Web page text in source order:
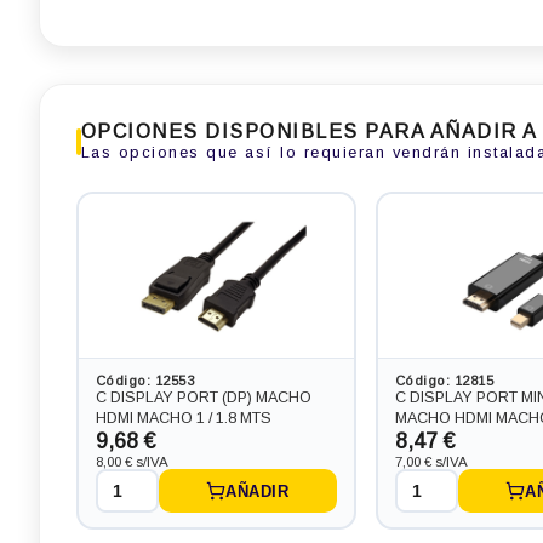
de 14.0 pulgadas, procesador
CORE I5-8350 3.6 GHZ (8ª
Generación), memoria DDR4,
Salidas gráficas: VGA+DP
269,83 €
-2,42€ más barato
Portátil HP 840 G5
de 14.0 pulgadas,
CORE I5-8350U 3.6
Generación),
Salidas gráficas:
279,51 €
+7,26€ más caro
OPCIONES DISPONIBLES PARA AÑADIR A
Las opciones que así lo requieran vendrán
Código: 12553
C DISPLAY PORT (DP) MACHO
HDMI MACHO 1 / 1.8 MTS
9,68 €
8,00 € s/IVA
AÑADIR
Código: 12815
C DISPLAY PORT
MACHO HDMI
8,47 €
7,00 € s/IVA